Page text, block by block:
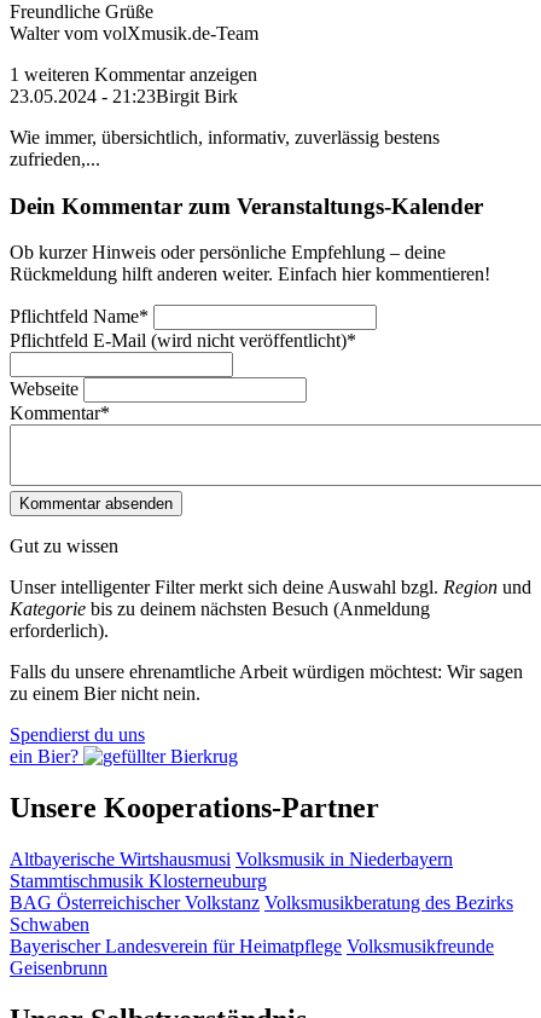
Freundliche Grüße
Walter vom volXmusik.de-Team
1 weiteren Kommentar anzeigen
23.05.2024 - 21:23Birgit Birk
Wie immer, übersichtlich, informativ, zuverlässig bestens
zufrieden,...
Dein Kommentar zum Veranstaltungs-Kalender
Ob kurzer Hinweis oder persönliche Empfehlung – deine
Rückmeldung hilft anderen weiter. Einfach hier kommentieren!
Pflichtfeld Name*
Pflichtfeld E-Mail (wird nicht veröffentlicht)*
Webseite
Kommentar*
Gut zu wissen
Unser intelligenter Filter merkt sich deine Auswahl bzgl. Region und
Kategorie bis zu deinem nächsten Besuch (Anmeldung
erforderlich).
Falls du unsere ehrenamtliche Arbeit würdigen möchtest: Wir sagen
zu einem Bier nicht nein.
Spendierst du uns
ein Bier?
Unsere Kooperations-Partner
Altbayerische Wirtshausmusi Volksmusik in Niederbayern
Stammtischmusik Klosterneuburg
BAG Österreichischer Volkstanz Volksmusikberatung des Bezirks
Schwaben
Bayerischer Landesverein für Heimatpflege Volksmusikfreunde
Geisenbrunn